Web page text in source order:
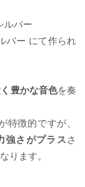
ルバー
バー にて作られ
豊かな音色を奏
特徴的ですが、
強さがプラス さ
ります。